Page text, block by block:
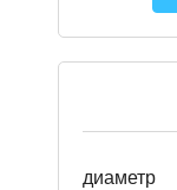
диаметр